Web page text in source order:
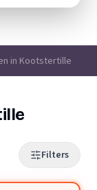
in Kootstertille
Filters